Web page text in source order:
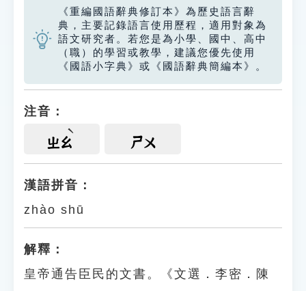
《重編國語辭典修訂本》為歷史語言辭
典，主要記錄語言使用歷程，適用對象為
語文研究者。若您是為小學、國中、高中
（職）的學習或教學，建議您優先使用
《國語小字典》或《國語辭典簡編本》。
注音：
ㄓㄠ ㄕㄨ
漢語拼音：
zhào shū
解釋：
皇帝通告臣民的文書。《文選．李密．陳